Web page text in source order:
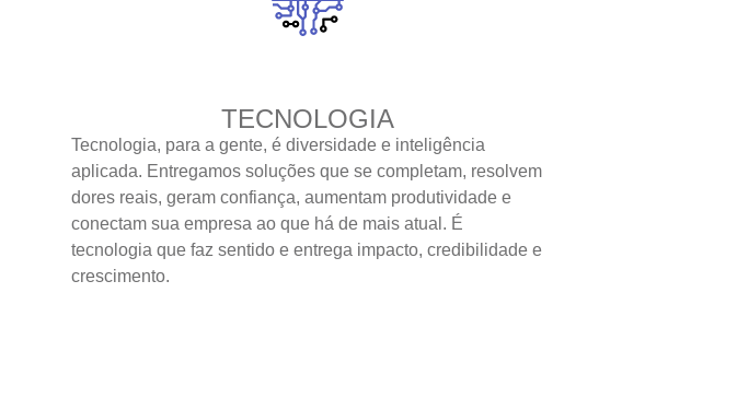
TECNOLOGIA
Tecnologia, para a gente, é diversidade e inteligência
aplicada. Entregamos soluções que se completam, resolvem
dores reais, geram confiança, aumentam produtividade e
conectam sua empresa ao que há de mais atual. É
tecnologia que faz sentido e entrega impacto, credibilidade e
crescimento.